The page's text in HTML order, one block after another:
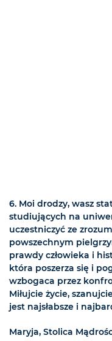
6. Moi drodzy, wasz
studiujących na
uczestniczyć ze
powszechnym
prawdy człowieka i
która poszerza się i
wzbogaca przez
Miłujcie życie,
jest najsłabsze i
Maryja, Stolica